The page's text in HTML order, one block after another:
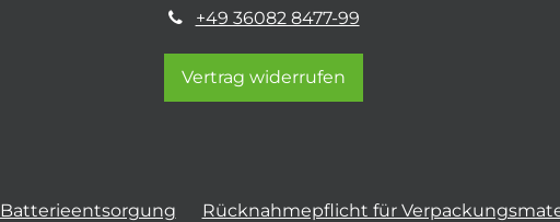
+49 36082 8477-99
Vertrag widerrufen
Batterieentsorgung Rücknahmepflicht für